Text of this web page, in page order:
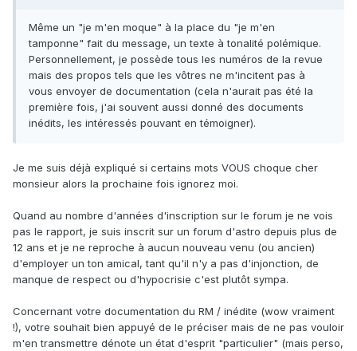
Même un "je m'en moque" à la place du "je m'en
tamponne" fait du message, un texte à tonalité polémique.
Personnellement, je possède tous les numéros de la revue
mais des propos tels que les vôtres ne m'incitent pas à
vous envoyer de documentation (cela n'aurait pas été la
première fois, j'ai souvent aussi donné des documents
inédits, les intéressés pouvant en témoigner).
Je me suis déjà expliqué si certains mots VOUS choque cher
monsieur alors la prochaine fois ignorez moi.
Quand au nombre d'années d'inscription sur le forum je ne vois
pas le rapport, je suis inscrit sur un forum d'astro depuis plus de
12 ans et je ne reproche à aucun nouveau venu (ou ancien)
d'employer un ton amical, tant qu'il n'y a pas d'injonction, de
manque de respect ou d'hypocrisie c'est plutôt sympa.
Concernant votre documentation du RM / inédite (wow vraiment
!), votre souhait bien appuyé de le préciser mais de ne pas vouloir
m'en transmettre dénote un état d'esprit "particulier" (mais perso,